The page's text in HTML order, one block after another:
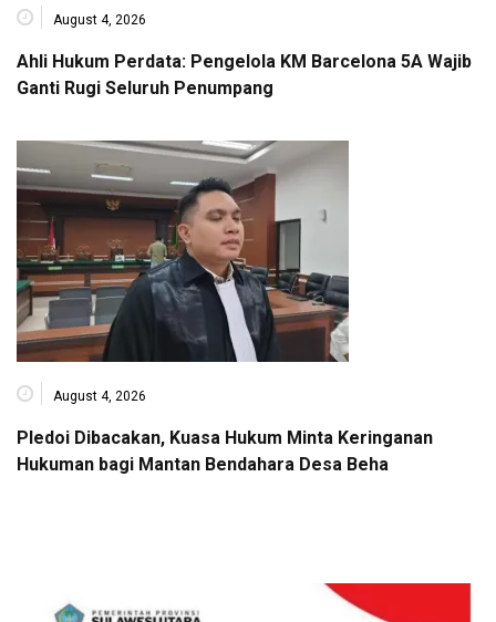
August 4, 2026
Ahli Hukum Perdata: Pengelola KM Barcelona 5A Wajib
Ganti Rugi Seluruh Penumpang
August 4, 2026
Pledoi Dibacakan, Kuasa Hukum Minta Keringanan
Hukuman bagi Mantan Bendahara Desa Beha